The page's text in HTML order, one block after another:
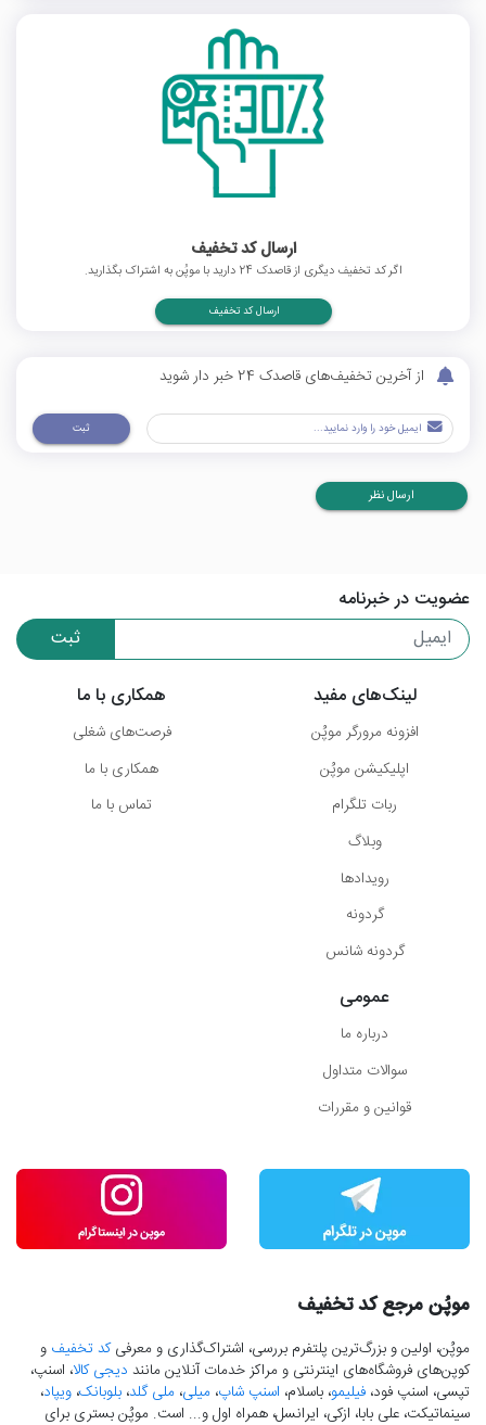
ارسال کد تخفیف
اگر کد تخفیف دیگری از قاصدک 24 دارید با موپُن به اشتراک بگذارید.
ارسال کد تخفیف
از آخرین تخفیف‌های قاصدک 24 خبر دار شوید
ثبت
ارسال نظر
عضویت در خبرنامه
ثبت
لینک‌های مفید
افزونه مرورگر موپُن
اپلیکیشن موپُن
ربات تلگرام
وبلاگ
رویدادها
گردونه
گردونه شانس
همکاری با ما
فرصت‌های شغلی
همکاری با ما
تماس با ما
عمومی
درباره ما
سوالات متداول
قوانین و مقررات
موپُن مرجع کد تخفیف
موپُن، اولین و بزرگ‌ترین پلتفرم بررسی، اشتراک‌گذاری و معرفیکد تخفیف و
کوپن‌های فروشگاه‌های اینترنتی و مراکز خدمات آنلاین مانند دیجی کالا، اسنپ،
تپسی، اسنپ فود، فیلیمو، باسلام، اسنپ شاپ، میلی، ملی گلد، بلوبانک، ویپاد،
سینماتیکت، علی بابا، ازکی، ایرانسل، همراه اول و... است. موپُن بستری برای